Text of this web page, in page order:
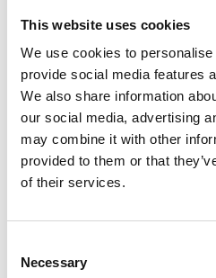
This website uses cookies
We use cookies to
provide social media features
We also share information
our social media, advertising
may combine it with other
provided to them or that
of their services.
Selection
Necessary
Una buena gestión de la
huéspedes más
reservas. Programa una
descubra cómo Customer
crecimiento de tu hotel.
Otros temas